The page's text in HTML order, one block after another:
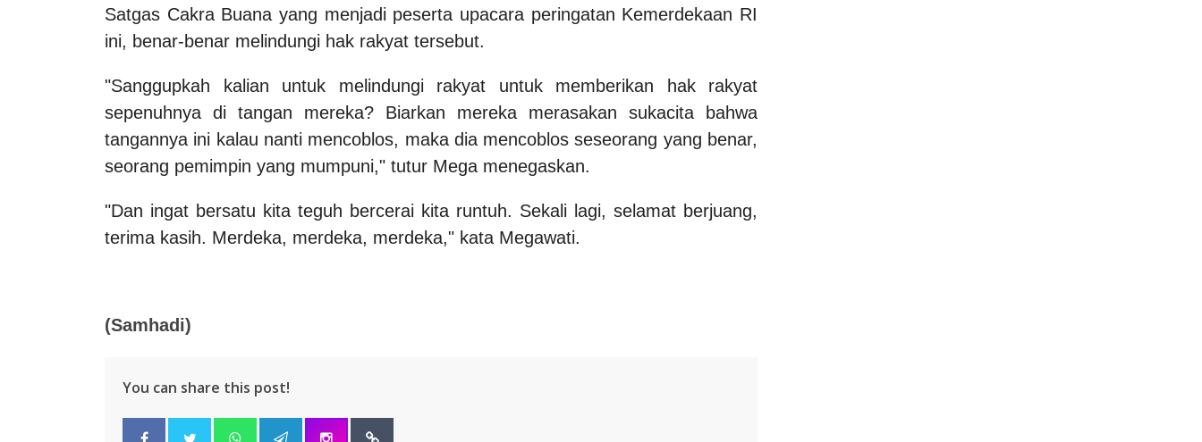
Satgas Cakra Buana yang menjadi peserta upacara peringatan Kemerdekaan RI
ini, benar-benar melindungi hak rakyat tersebut.
"Sanggupkah kalian untuk melindungi rakyat untuk memberikan hak rakyat
sepenuhnya di tangan mereka? Biarkan mereka merasakan sukacita bahwa
tangannya ini kalau nanti mencoblos, maka dia mencoblos seseorang yang benar,
seorang pemimpin yang mumpuni," tutur Mega menegaskan.
"Dan ingat bersatu kita teguh bercerai kita runtuh. Sekali lagi, selamat berjuang,
terima kasih. Merdeka, merdeka, merdeka," kata Megawati.
(Samhadi)
You can share this post!